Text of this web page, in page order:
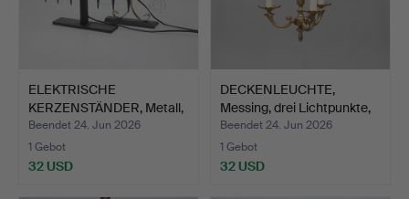
ELEKTRISCHE
KERZENSTÄNDER, Metall,
Gnosjö …
Beendet 24. Jun 2026
1 Gebot
32 USD
DECKENLEUCHTE,
Messing, drei Lichtpunkte,
…
Beendet 24. Jun 2026
1 Gebot
32 USD